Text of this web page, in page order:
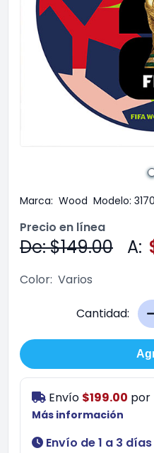
Marca: Wood Modelo:
Precio en línea
De: $149.00 A:
Color: Varios
Cantidad:
Envío $199.00 por
Más información
Envío de 1 a 3